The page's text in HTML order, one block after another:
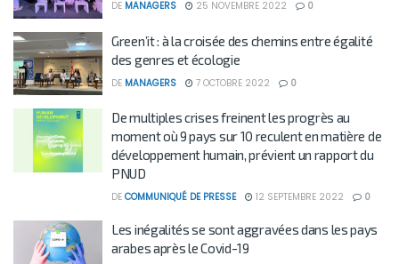
DE MANAGERS 25 NOVEMBRE 2022 0
Green’it : à la croisée des chemins entre égalité
des genres et écologie
DE MANAGERS 7 OCTOBRE 2022 0
De multiples crises freinent les progrès au
moment où 9 pays sur 10 reculent en matière de
développement humain, prévient un rapport du
PNUD
DE COMMUNIQUÉ DE PRESSE 12 SEPTEMBRE 2022 0
Les inégalités se sont aggravées dans les pays
arabes après le Covid-19